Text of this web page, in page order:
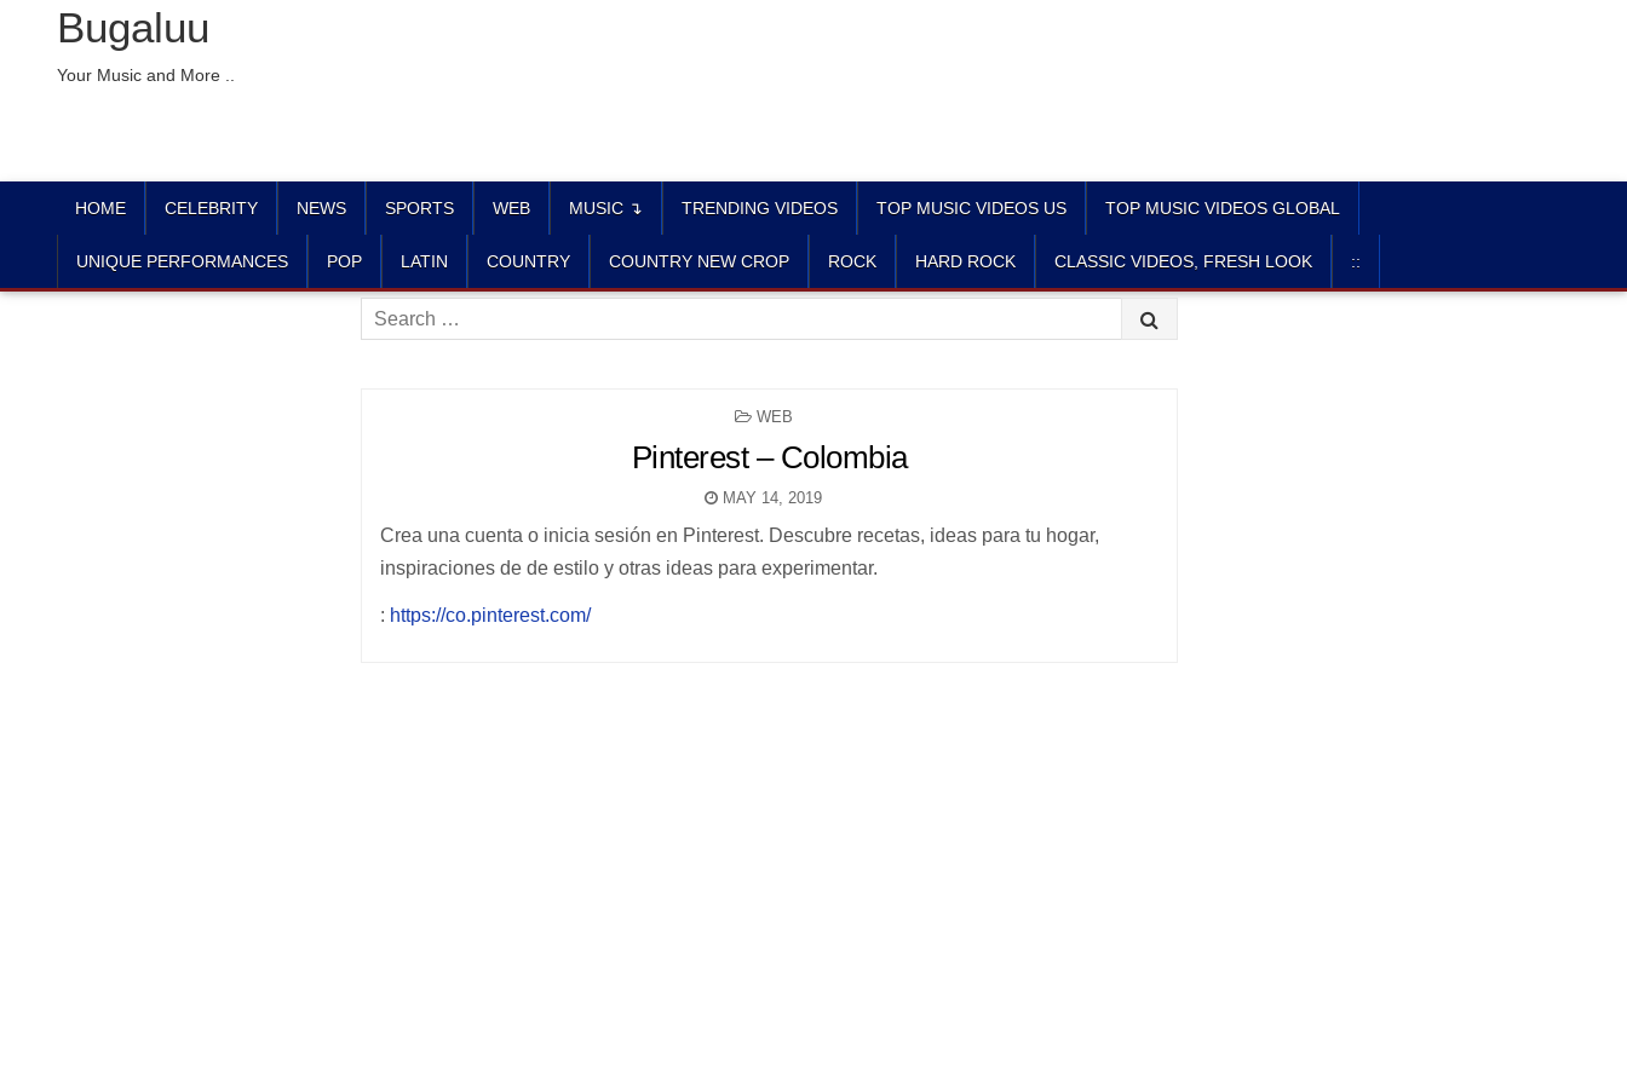
Bugaluu
Your Music and More ..
HOME CELEBRITY NEWS SPORTS WEB MUSIC ↴ TRENDING VIDEOS TOP MUSIC VIDEOS US TOP MUSIC VIDEOS GLOBAL
UNIQUE PERFORMANCES POP LATIN COUNTRY COUNTRY NEW CROP ROCK HARD ROCK CLASSIC VIDEOS, FRESH LOOK ::
Search
for:
POSTED
WEB
Pinterest – Colombia
MAY 14, 2019
Crea una cuenta o inicia sesión en Pinterest. Descubre recetas, ideas para tu hogar,
inspiraciones de de estilo y otras ideas para experimentar.
: https://co.pinterest.com/